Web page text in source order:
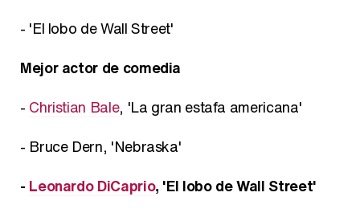
- 'El lobo de Wall Street'
Mejor actor de comedia
- Christian Bale, 'La gran estafa americana'
- Bruce Dern, 'Nebraska'
- Leonardo DiCaprio, 'El lobo de Wall Street'